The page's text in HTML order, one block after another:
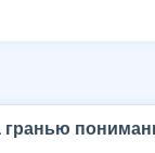
гранью